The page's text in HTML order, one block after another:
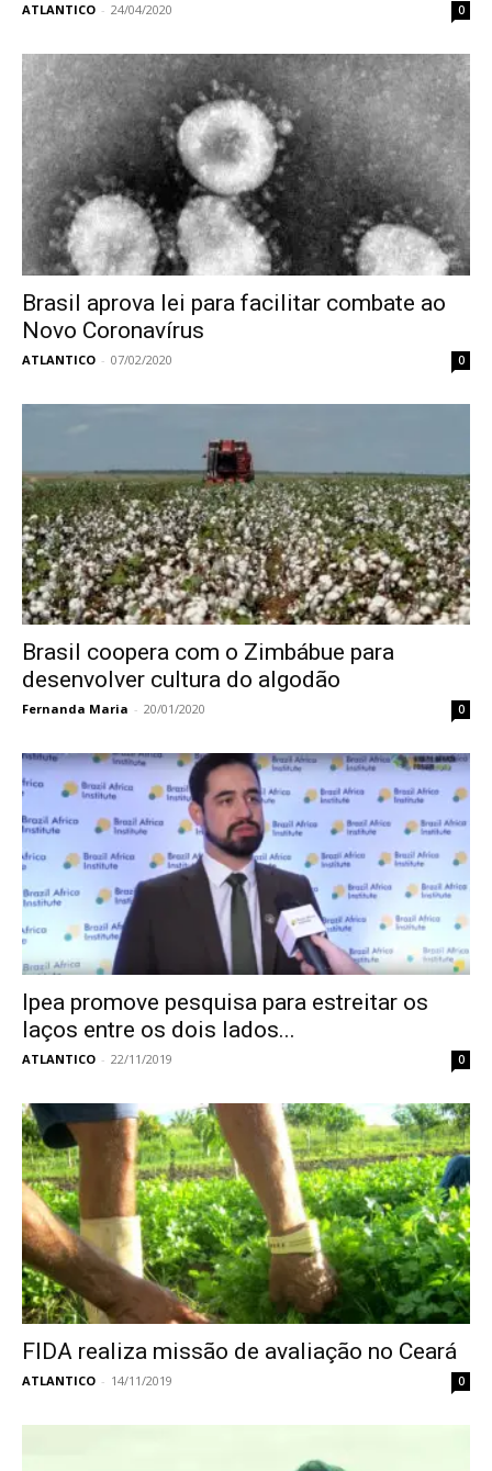
ATLANTICO - 24/04/2020 0
Brasil aprova lei para facilitar combate ao
Novo Coronavírus
ATLANTICO - 07/02/2020 0
Brasil coopera com o Zimbábue para
desenvolver cultura do algodão
Fernanda Maria - 20/01/2020 0
Ipea promove pesquisa para estreitar os
laços entre os dois lados...
ATLANTICO - 22/11/2019 0
FIDA realiza missão de avaliação no Ceará
ATLANTICO - 14/11/2019 0